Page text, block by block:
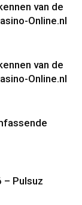
van de
Online.nl
van de
Online.nl
– Pulsuz